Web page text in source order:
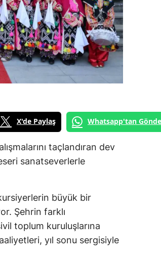
X'de Paylaş Whatsapp'tan
taçlandıran dev
sanatseverlerle
büyük bir
Şehrin farklı
toplum kuruluşlarına
yıl sonu sergisiyle